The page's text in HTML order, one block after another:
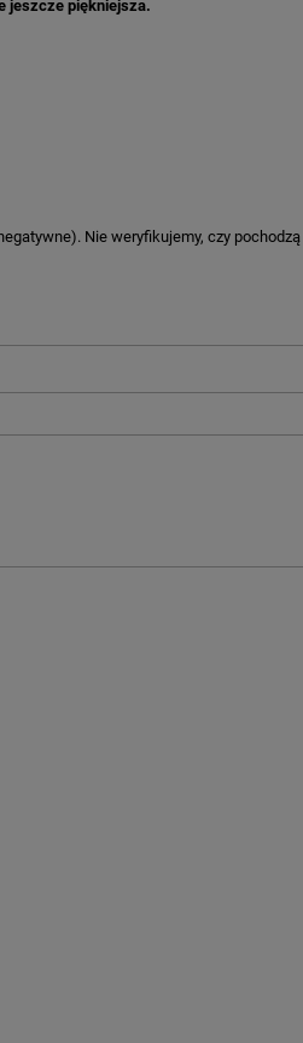
jeszcze piękniejsza.
Nie weryfikujemy, czy